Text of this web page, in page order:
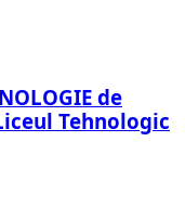
de
Tehnologic